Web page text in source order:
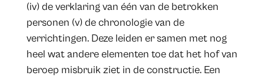
(iv) de verklaring van één van de betrokken
personen (v) de chronologie van de
verrichtingen. Deze leiden er samen met nog
heel wat andere elementen toe dat het hof van
beroep misbruik ziet in de constructie. Een